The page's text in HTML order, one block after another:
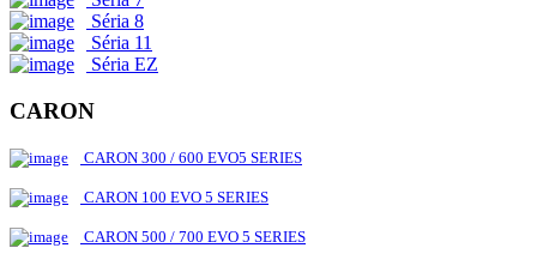
Séria 8
Séria 11
Séria EZ
CARON
CARON 300 / 600 EVO5 SERIES
CARON 100 EVO 5 SERIES
CARON 500 / 700 EVO 5 SERIES